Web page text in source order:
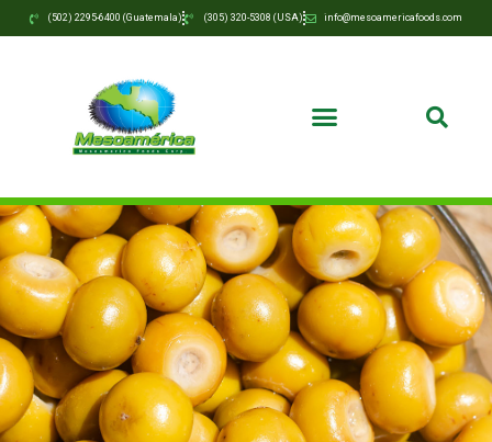
(502) 2295-6400 (Guatemala) (305) 320-5308 (USA) info@mesoamericafoods.com